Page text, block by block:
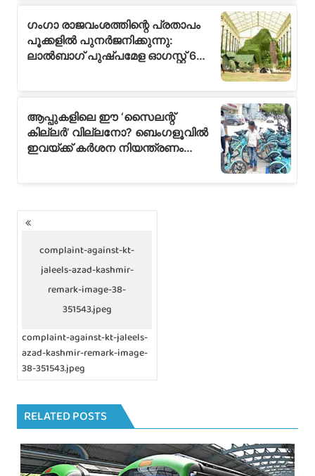
P
g
a
t
i
o
n
complaint-against-kt-
jaleels-azad-kashmir-
remark-image-38-
351543.jpeg
complaint-against-kt-jaleels-
azad-kashmir-remark-image-
38-351543.jpeg
RELATED POSTS